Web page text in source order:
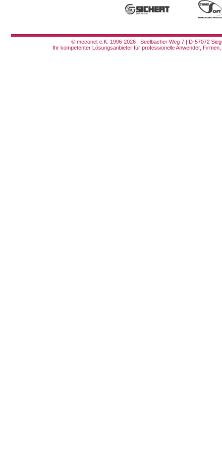
© meconet e.K. 1996-2026 | Seelbacher Weg 7 | D-57072
Ihr kompetenter Lösungsanbieter für professionelle Anwender,